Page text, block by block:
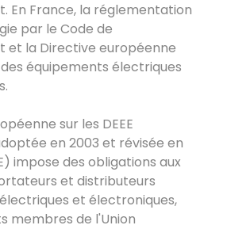
En France, la réglementation
par le Code de
et la Directive européenne
équipements électriques
sur les DEEE
en 2003 et révisée en
impose des obligations aux
et distributeurs
et électroniques,
membres de l'Union